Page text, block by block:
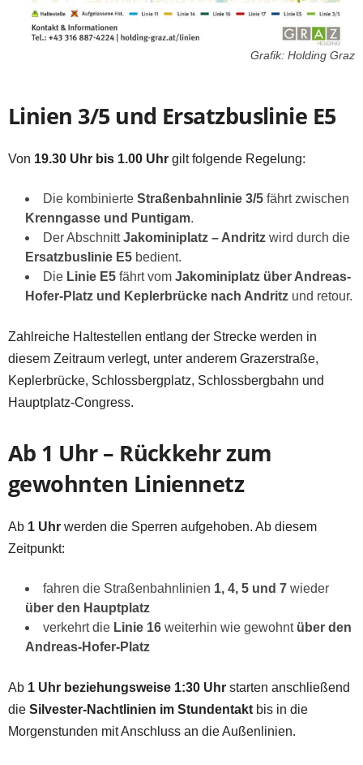
Grafik: Holding Graz
Linien 3/5 und Ersatzbuslinie E5
Von 19.30 Uhr bis 1.00 Uhr gilt folgende Regelung:
Die kombinierte Straßenbahnlinie 3/5 fährt zwischen
Krenngasse und Puntigam.
Der AbschnittJakominiplatz – Andritz wird durch die
Ersatzbuslinie E5 bedient.
Die Linie E5 fährt vom Jakominiplatz über Andreas-
Hofer-Platz und Keplerbrücke nach Andritz und retour.
Zahlreiche Haltestellen entlang der Strecke werden in
diesem Zeitraum verlegt, unter anderem Grazerstraße,
Keplerbrücke, Schlossbergplatz, Schlossbergbahn und
Hauptplatz-Congress.
Ab 1 Uhr – Rückkehr zum
gewohnten Liniennetz
Ab 1 Uhr werden die Sperren aufgehoben. Ab diesem
Zeitpunkt:
fahren die Straßenbahnlinien 1, 4, 5 und 7 wieder
über den Hauptplatz
verkehrt die Linie 16 weiterhin wie gewohnt über den
Andreas-Hofer-Platz
Ab 1 Uhr beziehungsweise 1:30 Uhr starten anschließend
die Silvester-Nachtlinien im Stundentakt bis in die
Morgenstunden mit Anschluss an die Außenlinien.